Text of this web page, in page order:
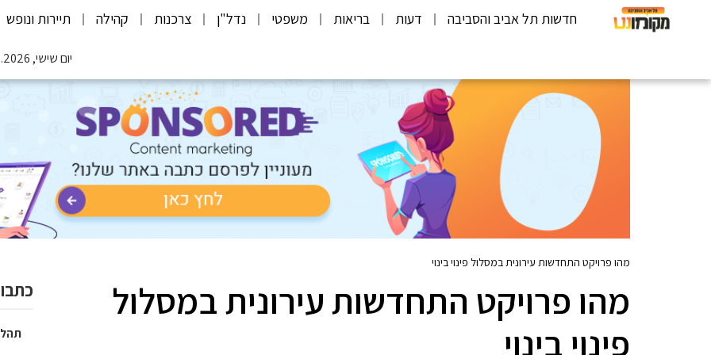
חדשות תל אביב והסביבה דעות בריאות משפטי נדל"ן צרכנות קהילה תיירות ונופש
יום שישי, 07.08.2026
מהו פרויקט התחדשות עירונית במסלול פינוי בינוי
מהו פרויקט התחדשות עירונית במסלול
פינוי בינוי